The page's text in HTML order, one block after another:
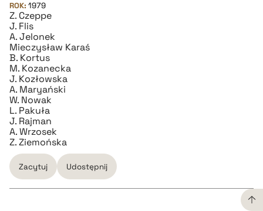
pobierz cytat
ROK: 1979
Z. Czeppe
J. Flis
A. Jelonek
Mieczysław Karaś
B. Kortus
M. Kozanecka
J. Kozłowska
A. Maryański
W. Nowak
L. Pakuła
J. Rajman
A. Wrzosek
Z. Ziemońska
Zacytuj Udostępnij